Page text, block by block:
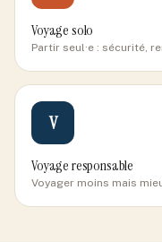
Voyage solo
Partir seul·e : sécurité,
V
Voyage responsable
Voyager moins mais